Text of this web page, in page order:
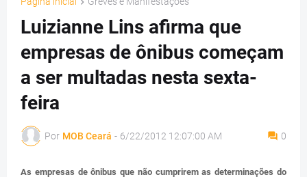
Luizianne Lins afirma que
empresas de ônibus começam
a ser multadas nesta sexta-
feira
Por MOB Ceará - 6/22/2012 12:07:00 AM 0
As empresas de ônibus que não cumprirem as determinações do